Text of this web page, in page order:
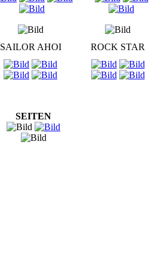
SAILOR AHOI ROCK STAR
SEITEN